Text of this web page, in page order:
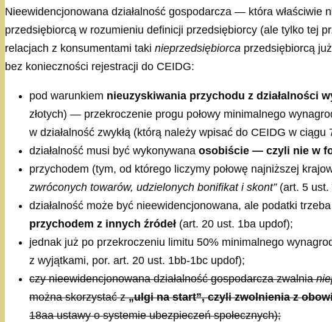
Nieewidencjonowana działalność gospodarcza — która właściwie
przedsiębiorcą w rozumieniu definicji przedsiębiorcy (ale tylko tej
relacjach z konsumentami taki nieprzedsiębiorca przedsiębiorcą
bez konieczności rejestracji do CEIDG:
pod warunkiem nieuzyskiwania przychodu z działalności
złotych) — przekroczenie progu połowy minimalnego
w działalność zwykłą (którą należy wpisać do CEIDG w
działalność musi być wykonywana osobiście — czyli nie w
przychodem (tym, od którego liczymy połowę najniższej
zwróconych towarów, udzielonych bonifikat i skont”(art. 5 ust.
działalność może być nieewidencjonowana, ale podatki
przychodem z innych źródeł (art. 20 ust. 1ba updof);
jednak już po przekroczeniu limitu 50% minimalnego
z wyjątkami, por. art. 20 ust. 1bb-1bc updof);
czy nieewidencjonowana działalność gospodarcza zwalnia
można skorzystać z„ulgi na start”, czyli zwolnienia z
18aa ustawy o systemie ubezpieczeń społecznych);